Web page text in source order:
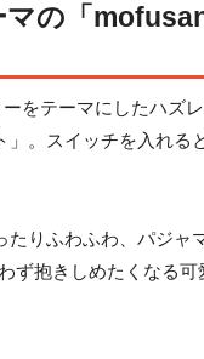
の「
をテーマにしたハズ
。スイッチを入れる
りふわふわ、パジャ
ず抱きしめたくなる